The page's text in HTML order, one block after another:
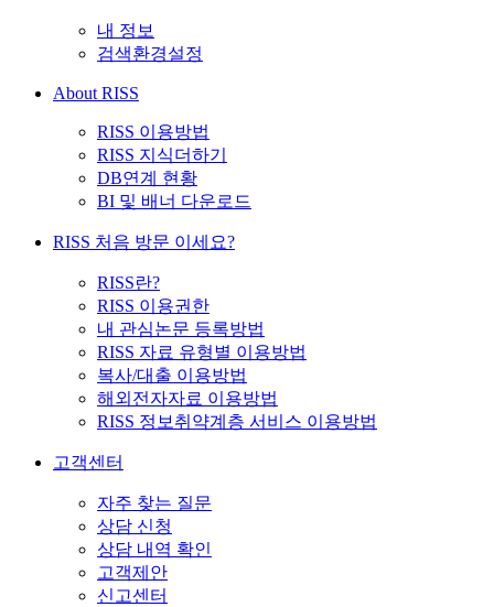
내 정보
검색환경설정
About RISS
RISS 이용방법
RISS 지식더하기
DB연계 현황
BI 및 배너 다운로드
RISS 처음 방문 이세요?
RISS란?
RISS 이용권한
내 관심논문 등록방법
RISS 자료 유형별 이용방법
복사/대출 이용방법
해외전자자료 이용방법
RISS 정보취약계층 서비스 이용방법
고객센터
자주 찾는 질문
상담 신청
상담 내역 확인
고객제안
신고센터